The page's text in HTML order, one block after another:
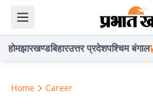
होमझारखण्डबिहारउत्तर प्रदेशपश्चिम बंगाल
Home Career